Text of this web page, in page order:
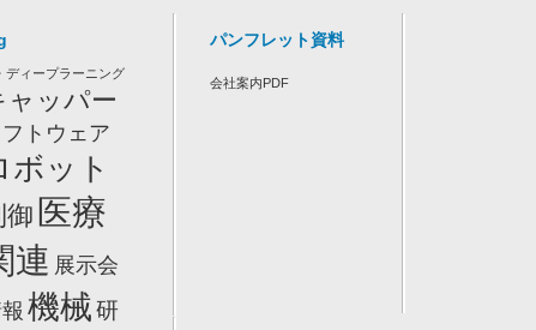
ディープラーニング
ャッパー
フトウェア
ボット
御 医療
連 展示会
機械研
パンフレット資料
会社案内PDF